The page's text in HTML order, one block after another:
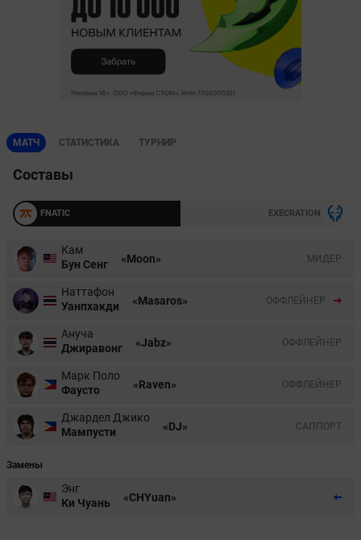
МАТЧ СТАТИСТИКА ТУРНИР
Составы
FNATIC EXECRATION
Кам
Бун Сенг
«Moon» МИДЕР
Наттафон
Уанпхакди
«Masaros» ОФФЛЕЙНЕР
Ануча
Джиравонг
«Jabz» ОФФЛЕЙНЕР
Марк Поло
Фаусто
«Raven» ОФФЛЕЙНЕР
Джардел Джико
Мампусти
«DJ» CАППОРТ
Замены
Энг
Ки Чуань
«CHYuan»